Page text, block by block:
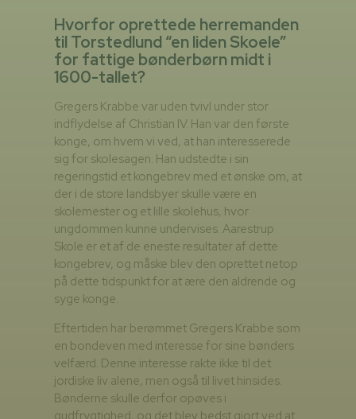
Hvorfor oprettede herremanden
til Torstedlund “en liden Skoele”
for fattige bønderbørn midt i
1600-tallet?
Gregers Krabbe var uden tvivl under stor
indflydelse af Christian IV. Han var den første
konge, om hvem vi ved, at han interesserede
sig for skolesagen. Han udstedte i sin
regeringstid et kongebrev med et ønske om, at
der i de store landsbyer skulle være en
skolemester og et lille skolehus, hvor
ungdommen kunne undervises. Aarestrup
Skole er et af de eneste resultater af dette
kongebrev, og måske blev den oprettet netop
på dette tidspunkt for at ære den aldrende og
syge konge.
Eftertiden har berømmet Gregers Krabbe som
en bondeven med interesse for sine bønders
velfærd. Denne interesse rakte ikke til det
jordiske liv alene, men også til livet hinsides.
Bønderne skulle derfor opøves i
gudfrygtighed, og det blev bedst gjort ved at